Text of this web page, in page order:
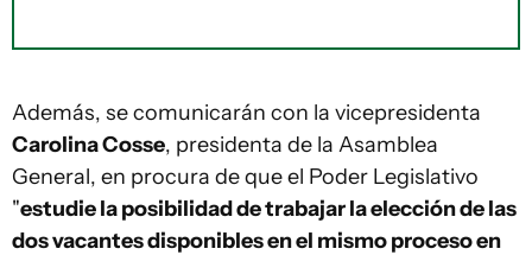
Además, se comunicarán con la vicepresidenta
Carolina Cosse, presidenta de la Asamblea
General, en procura de que el Poder Legislativo
"estudie la posibilidad de trabajar la elección de las
dos vacantes disponibles en el mismo proceso en